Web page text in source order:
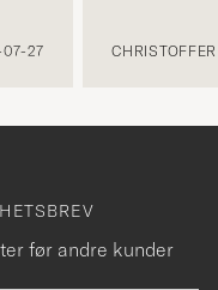
27
før andre kunder